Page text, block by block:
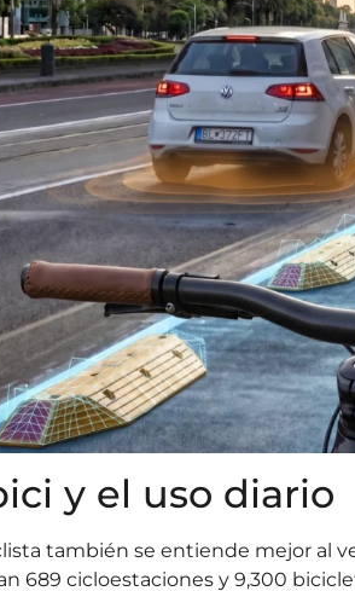
y el uso diario
también se entiende mejor al
689 cicloestaciones y 9,300